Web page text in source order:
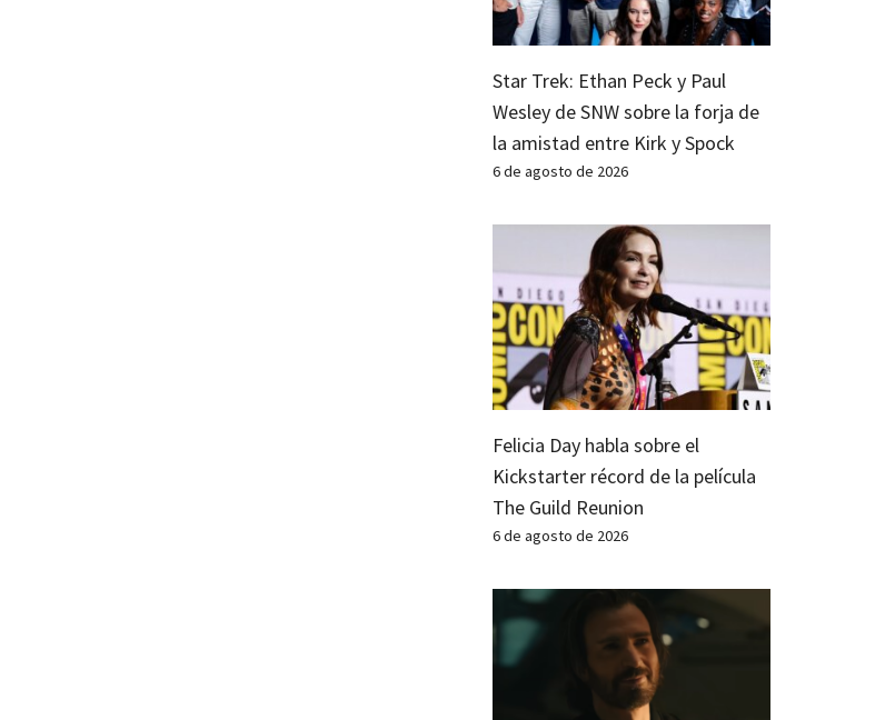
Star Trek: Ethan Peck y Paul
Wesley de SNW sobre la forja de
la amistad entre Kirk y Spock
6 de agosto de 2026
Felicia Day habla sobre el
Kickstarter récord de la película
The Guild Reunion
6 de agosto de 2026